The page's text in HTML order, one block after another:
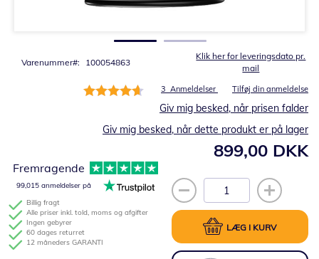
Klik her for leveringsdato pr.
mail
Varenummer 100054863
Bedømmelse:
3 Anmeldelser Tilføj din anmeldelse
899,00 DKK
Giv mig besked, når prisen falder
Giv mig besked, når dette produkt er på lager
LÆG I KURV
Billig fragt
Alle priser inkl. told, moms og afgifter
Ingen gebyrer
60 dages returret
12 måneders GARANTI
Fremragende
99,015 anmeldelser på